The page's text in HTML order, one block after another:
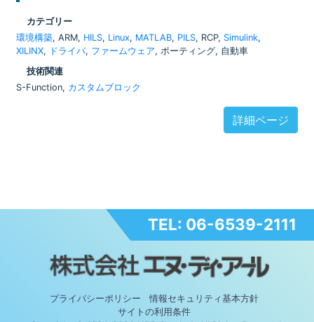
カテゴリー
環境構築, ARM, HILS, Linux, MATLAB, PILS, RCP, Simulink,
XILINX, ドライバ, ファームウェア, ポーティング, 自動車
技術関連
S-Function, カスタムブロック
詳細ページ
TEL: 06-6539-2111
プライバシーポリシー
情報セキュリティ基本方針
サイトの利用条件